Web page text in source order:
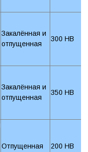
Закалённая и
отпущенная
300 HB
Закалённая и
отпущенная
350 HB
Отпущенная 200 HB